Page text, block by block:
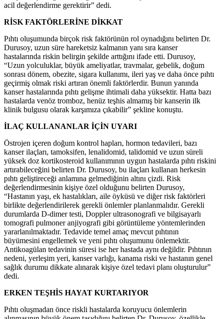
acil değerlendirme gerektirir” dedi.
RİSK FAKTÖRLERİNE DİKKAT
Pıhtı oluşumunda birçok risk faktörünün rol oynadığını belirten Dr.
Durusoy, uzun süre hareketsiz kalmanın yanı sıra kanser
hastalarında riskin belirgin şekilde arttığını ifade etti. Durusoy,
“Uzun yolculuklar, büyük ameliyatlar, travmalar, gebelik, doğum
sonrası dönem, obezite, sigara kullanımı, ileri yaş ve daha önce pıhtı
geçirmiş olmak riski artıran önemli faktörlerdir. Bunun yanında
kanser hastalarında pıhtı gelişme ihtimali daha yüksektir. Hatta bazı
hastalarda venöz tromboz, henüz teşhis almamış bir kanserin ilk
klinik bulgusu olarak karşımıza çıkabilir” şekline konuştu.
İLAÇ KULLANANLAR İÇİN UYARI
Östrojen içeren doğum kontrol hapları, hormon tedavileri, bazı
kanser ilaçları, tamoksifen, lenalidomid, talidomid ve uzun süreli
yüksek doz kortikosteroid kullanımının uygun hastalarda pıhtı riskini
artırabileceğini belirten Dr. Durusoy, bu ilaçları kullanan herkesin
pıhtı geliştireceği anlamına gelmediğinin altını çizdi. Risk
değerlendirmesinin kişiye özel olduğunu belirten Durusoy,
“Hastanın yaşı, ek hastalıkları, aile öyküsü ve diğer risk faktörleri
birlikte değerlendirilerek gerekli önlemler planlanmalıdır. Gerekli
durumlarda D-dimer testi, Doppler ultrasonografi ve bilgisayarlı
tomografi pulmoner anjiyografi gibi görüntüleme yöntemlerinden
yararlanılmaktadır. Tedavide temel amaç mevcut pıhtının
büyümesini engellemek ve yeni pıhtı oluşumunu önlemektir.
Antikoagülan tedavinin süresi ise her hastada aynı değildir. Pıhtının
nedeni, yerleşim yeri, kanser varlığı, kanama riski ve hastanın genel
sağlık durumu dikkate alınarak kişiye özel tedavi planı oluşturulur”
dedi.
ERKEN TEŞHİS HAYAT KURTARIYOR
Pıhtı oluşmadan önce riskli hastalarda koruyucu önlemlerin